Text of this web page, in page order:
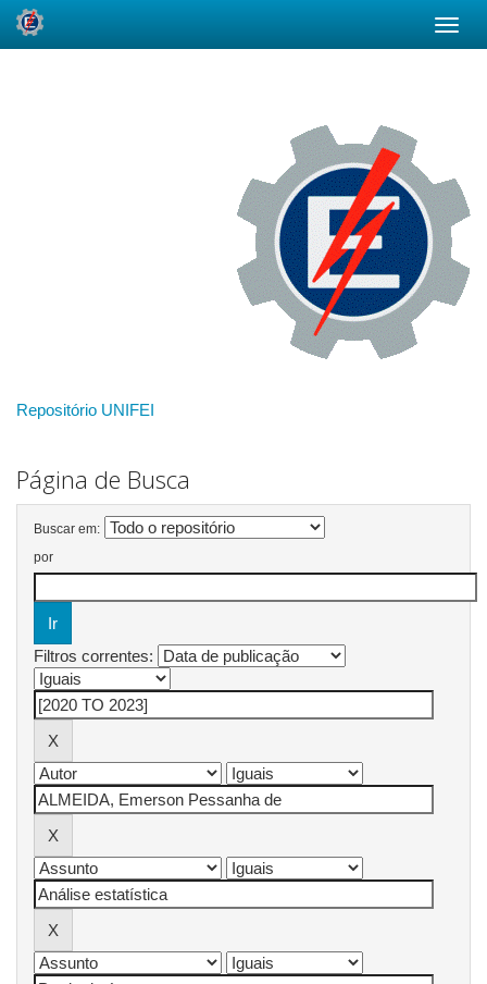
Repositório UNIFEI
Página de Busca
Buscar em:
por
Filtros correntes: